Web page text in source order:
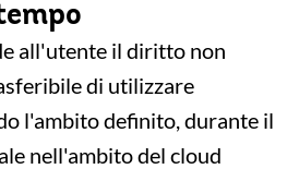
all'utente il diritto non
di utilizzare
l'ambito definito, durante il
nell'ambito del cloud